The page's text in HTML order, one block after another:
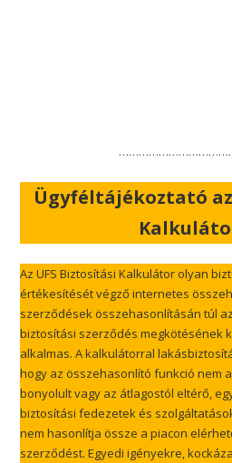
Ügyféltájékoztató
Az UFS Biztosítási Kalkulátor olyan
értékesítését végző internetes
szerződések összehasonlításán túl
biztosítási szerződés megkötésének
alkalmas. A kalkulátorral
hogy az összehasonlító funkció nem
bonyolult vagy az átlagostól eltérő,
biztosítási fedezetek és
nem hasonlítja össze a piacon
szerződést. Egyedi igényekre,